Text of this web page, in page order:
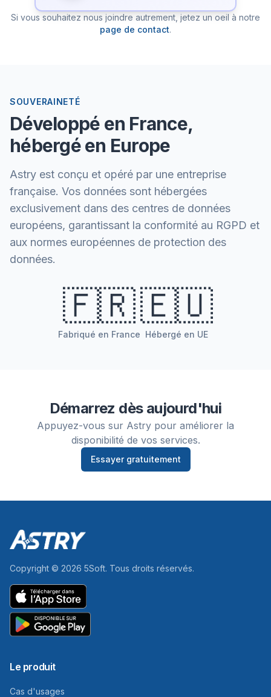
Si vous souhaitez nous joindre autrement, jetez un oeil à notre
page de contact.
SOUVERAINETÉ
Développé en France,
hébergé en Europe
Astry est conçu et opéré par une entreprise
française. Vos données sont hébergées
exclusivement dans des centres de données
européens, garantissant la conformité au RGPD et
aux normes européennes de protection des
données.
🇫🇷
Fabriqué en France
🇪🇺
Hébergé en UE
Démarrez dès aujourd'hui
Appuyez-vous sur Astry pour améliorer la
disponibilité de vos services.
Essayer gratuitement
Copyright © 2026 5Soft. Tous droits réservés.
Le produit
Cas d'usages